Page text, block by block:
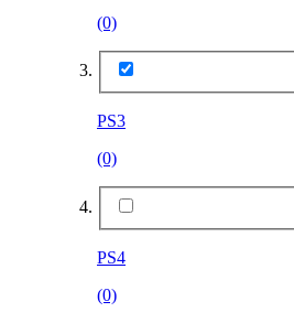
(0)
PS3
(0)
PS4
(0)